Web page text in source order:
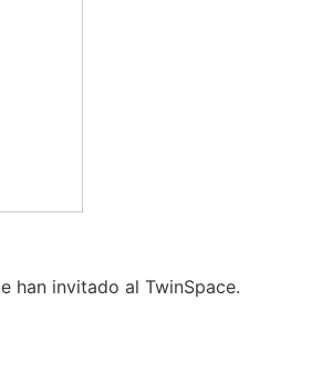
han invitado al TwinSpace.